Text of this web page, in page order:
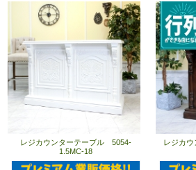
レジカウンターテーブル 5054-
1.5MC-18
レジカ